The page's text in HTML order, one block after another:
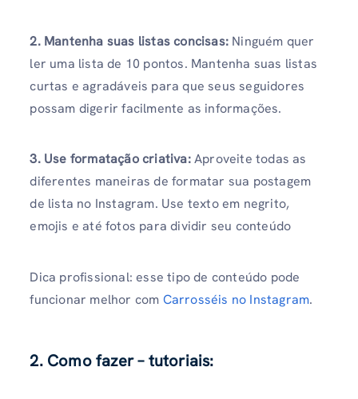
2. Mantenha suas listas concisas: Ninguém quer
ler uma lista de 10 pontos. Mantenha suas listas
curtas e agradáveis ​​para que seus seguidores
possam digerir facilmente as informações.
3. Use formatação criativa:Aproveite todas as
diferentes maneiras de formatar sua postagem
de lista no Instagram. Use texto em negrito,
emojis e até fotos para dividir seu conteúdo
Dica profissional: esse tipo de conteúdo pode
funcionar melhor com Carrosséis no Instagram.
2. Como fazer – tutoriais: